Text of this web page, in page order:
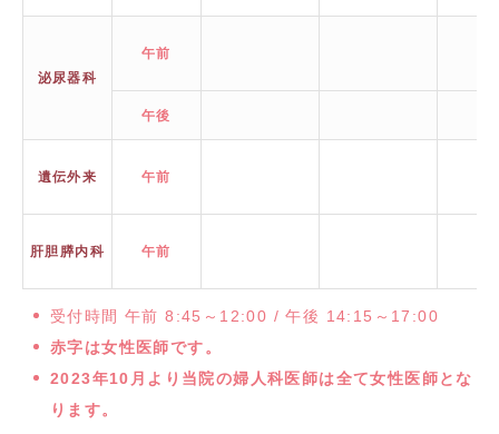
泌尿器科
午前
午後
遺伝外来 午前
肝胆膵内科 午前
受付時間 午前 8:45～12:00 / 午後 14:15～17:00
赤字は女性医師です。
2023年10月より当院の婦人科医師は全て女性医師とな
ります。